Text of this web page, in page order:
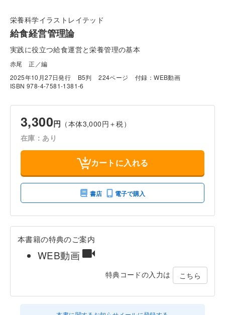
栄養科学イラストレイテッド
給食経営管理論
実践に役立つ給食運営と栄養管理の基本
赤尾 正／編
2025年10月27日発行
B5判 224ページ
付録：WEB動画
ISBN 978-4-7581-1381-6
3,300円 （本体3,000円＋税）
在庫：あり
カートに入れる
書店 電子で購入
本書籍の特典のご案内
WEB動画
特典コードの入力は こちら